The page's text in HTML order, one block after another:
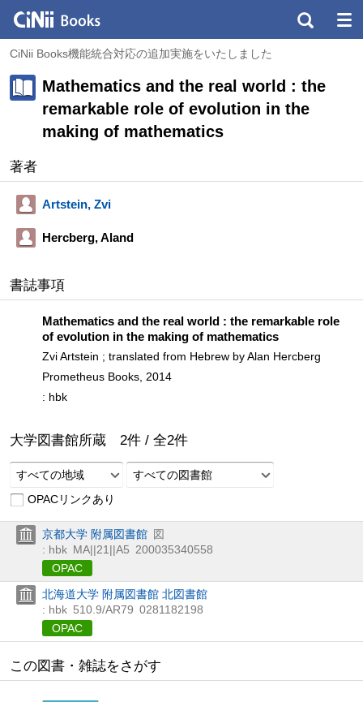
CiNii Books機能統合対応の追加実施をいたしました
Mathematics and the real world : the
remarkable role of evolution in the
making of mathematics
著者
Artstein, Zvi
Hercberg, Aland
書誌事項
Mathematics and the real world : the remarkable role
of evolution in the making of mathematics
Zvi Artstein ; translated from Hebrew by Alan Hercberg
Prometheus Books, 2014
: hbk
大学図書館所蔵 2件 / 全2件
すべての地域
すべての図書館
OPACリンクあり
京都大学 附属図書館 図
: hbk MA||21||A5 200035340558
OPAC
北海道大学 附属図書館 北図書館
: hbk 510.9/AR79 0281182198
OPAC
この図書・雑誌をさがす